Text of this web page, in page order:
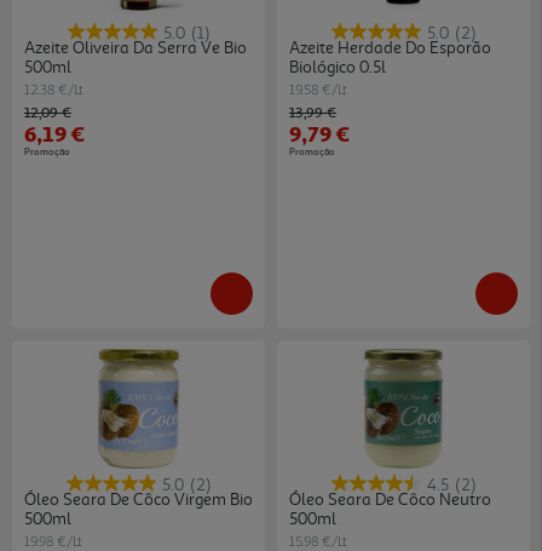
5.0 (1)
Azeite Oliveira Da Serra Ve Bio
500ml
12.38 €/Lt
Price reduced from
12,09 €to
6,19 €
Promoção
5.0 (2)
Azeite Herdade Do Esporão
Biológico 0.5l
19.58 €/Lt
Price reduced from
13,99 €to
9,79 €
Promoção
5.0 (2)
Óleo Seara De Côco Virgem Bio
500ml
19.98 €/Lt
4.5 (2)
Óleo Seara De Côco Neutro
500ml
15.98 €/Lt